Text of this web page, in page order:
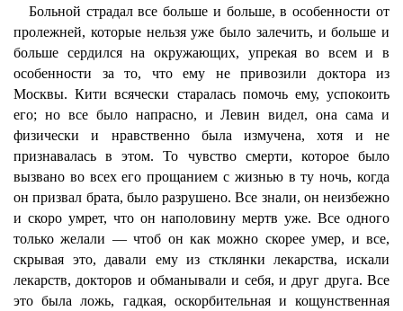
Больной страдал все больше и больше, в особенности от
пролежней, которые нельзя уже было залечить, и больше и
больше сердился на окружающих, упрекая во всем и в
особенности за то, что ему не привозили доктора из
Москвы. Кити всячески старалась помочь ему, успокоить
его; но все было напрасно, и Левин видел, она сама и
физически и нравственно была измучена, хотя и не
признавалась в этом. То чувство смерти, которое было
вызвано во всех его прощанием с жизнью в ту ночь, когда
он призвал брата, было разрушено. Все знали, он неизбежно
и скоро умрет, что он наполовину мертв уже. Все одного
только желали — чтоб он как можно скорее умер, и все,
скрывая это, давали ему из стклянки лекарства, искали
лекарств, докторов и обманывали и себя, и друг друга. Все
это была ложь, гадкая, оскорбительная и кощунственная